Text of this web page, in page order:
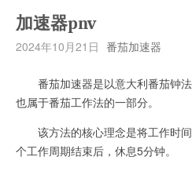
加速器pnv
2024年10月21日 番茄加速器
番茄加速器是以意大利番茄钟法
也属于番茄工作法的一部分。
该方法的核心理念是将工作时间
个工作周期结束后，休息5分钟。